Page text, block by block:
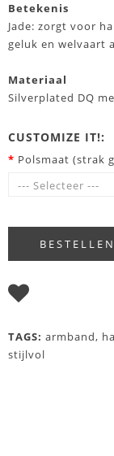
Betekenis
Jade: zorgt voor
geluk en welvaart
Materiaal
Silverplated DQ
CUSTOMIZE IT!:
* Polsmaat (strak
TAGS: armband,
stijlvol